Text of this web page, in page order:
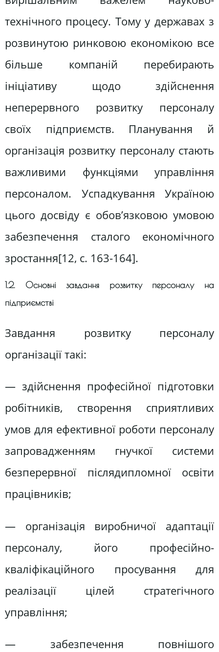
технічного процесу. Тому у державах з
розвинутою ринковою економікою все
більше компаній перебирають
ініціативу щодо здійснення
неперервного розвитку персоналу
своїх підприємств. Планування й
організація розвитку персоналу стають
важливими функціями управління
персоналом. Успадкування Україною
цього досвіду є обов’язковою умовою
забезпечення сталого економічного
зростання[12, c. 163-164].
1.2. Основні завдання розвитку персоналу на
підприємстві
Завдання розвитку персоналу
організації такі:
— здійснення професійної підготовки
робітників, створення сприятливих
умов для ефективної роботи персоналу
запровадженням гнучкої системи
безперервної післядипломної освіти
працівників;
— організація виробничої адаптації
персоналу, його професійно-
кваліфікаційного просування для
реалізації цілей стратегічного
управління;
— забезпечення повнішого